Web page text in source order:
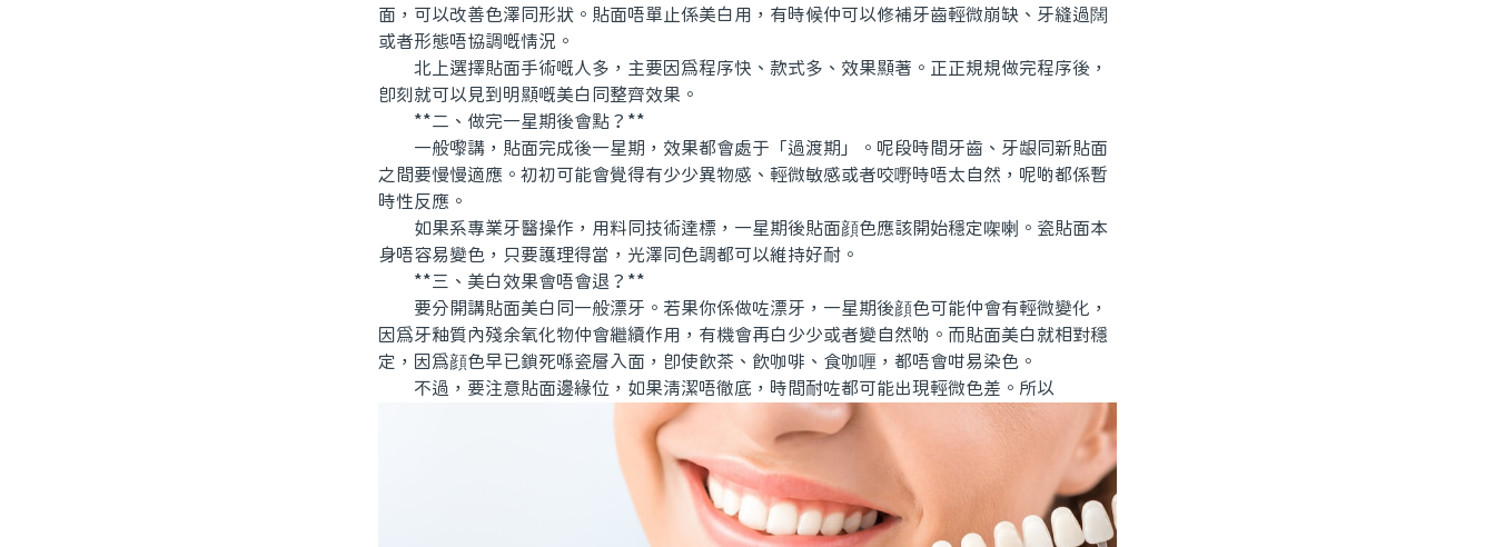
面，可以改善色澤同形狀。貼面唔單止係美白用，有時候仲可以修補牙齒輕微崩缺、牙縫過闊
或者形態唔協調嘅情況。
北上選擇貼面手術嘅人多，主要因爲程序快、款式多、效果顯著。正正規規做完程序後，
即刻就可以見到明顯嘅美白同整齊效果。
**二、做完一星期後會點？**
一般嚟講，貼面完成後一星期，效果都會處于「過渡期」。呢段時間牙齒、牙龈同新貼面
之間要慢慢適應。初初可能會覺得有少少異物感、輕微敏感或者咬嘢時唔太自然，呢啲都係暫
時性反應。
如果系專業牙醫操作，用料同技術達標，一星期後貼面顔色應該開始穩定㗎喇。瓷貼面本
身唔容易變色，只要護理得當，光澤同色調都可以維持好耐。
**三、美白效果會唔會退？**
要分開講貼面美白同一般漂牙。若果你係做咗漂牙，一星期後顔色可能仲會有輕微變化，
因爲牙釉質內殘余氧化物仲會繼續作用，有機會再白少少或者變自然啲。而貼面美白就相對穩
定，因爲顔色早已鎖死喺瓷層入面，即使飲茶、飲咖啡、食咖喱，都唔會咁易染色。
不過，要注意貼面邊緣位，如果清潔唔徹底，時間耐咗都可能出現輕微色差。所以